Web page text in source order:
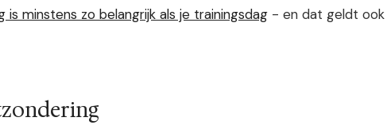
is minstens zo belangrijk als je trainingsdag - en dat geldt ook